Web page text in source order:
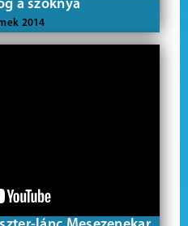
a szoknya
2014